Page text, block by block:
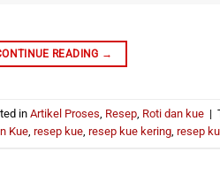
READING →
in Artikel Proses Resep, Roti dan kue |
Kue, resep kue, resep kue kering, resep